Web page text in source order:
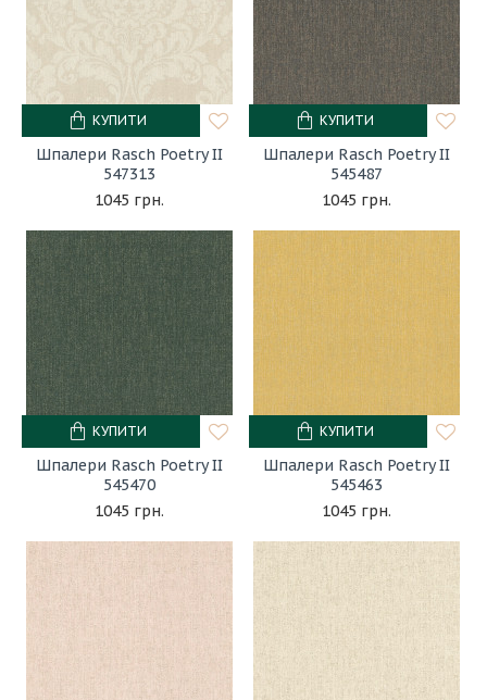
Шпалери Rasch Poetry II
547313
1045 грн.
КУПИТИ
Шпалери Rasch Poetry II
545487
1045 грн.
КУПИТИ
Шпалери Rasch Poetry II
545470
1045 грн.
КУПИТИ
Шпалери Rasch Poetry II
545463
1045 грн.
КУПИТИ